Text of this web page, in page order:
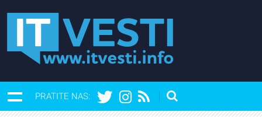
PRATITE NAS: